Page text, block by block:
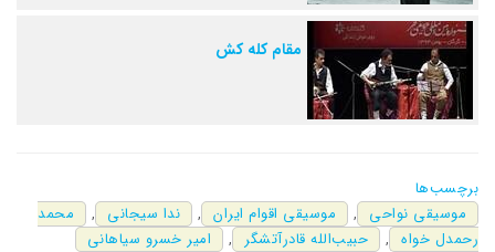
مقام کله کش
برچسب‌ها
موسیقی نواحی
, موسیقی اقوام ایران , ندا سیجانی ,
محمد
رحمدل خواه , حبیب‌الله قادرآتشگر , امیر خسرو سیاهانی